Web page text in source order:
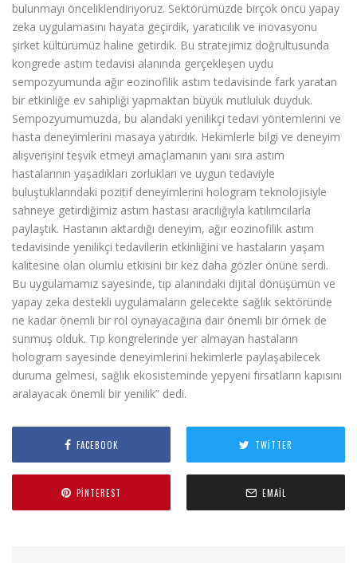
bulunmayı önceliklendiriyoruz. Sektörümüzde birçok öncü yapay
zeka uygulamasını hayata geçirdik, yaratıcılık ve inovasyonu
şirket kültürümüz haline getirdik. Bu stratejimiz doğrultusunda
kongrede astım tedavisi alanında gerçekleşen uydu
sempozyumunda ağır eozinofilik astım tedavisinde fark yaratan
bir etkinliğe ev sahipliği yapmaktan büyük mutluluk duyduk.
Sempozyumumuzda, bu alandaki yenilikçi tedavi yöntemlerini ve
hasta deneyimlerini masaya yatırdık. Hekimlerle bilgi ve deneyim
alışverişini teşvik etmeyi amaçlamanın yanı sıra astım
hastalarının yaşadıkları zorlukları ve uygun tedaviyle
buluştuklarındaki pozitif deneyimlerini hologram teknolojisiyle
sahneye getirdiğimiz astım hastası aracılığıyla katılımcılarla
paylaştık. Hastanın aktardığı deneyim, ağır eozinofilik astım
tedavisinde yenilikçi tedavilerin etkinliğini ve hastaların yaşam
kalitesine olan olumlu etkisini bir kez daha gözler önüne serdi.
Bu uygulamamız sayesinde, tıp alanındaki dijital dönüşümün ve
yapay zeka destekli uygulamaların gelecekte sağlık sektöründe
ne kadar önemli bir rol oynayacağına dair önemli bir örnek de
sunmuş olduk. Tıp kongrelerinde yer almayan hastaların
hologram sayesinde deneyimlerini hekimlerle paylaşabilecek
duruma gelmesi, sağlık ekosisteminde yepyeni fırsatların kapısını
aralayacak önemli bir yenilik” dedi.
FACEBOOK TWITTER
PINTEREST EMAIL